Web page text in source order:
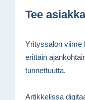
Tee
Yrityssalon viime
erittäin
tunnettuutta.
Artikkelissa